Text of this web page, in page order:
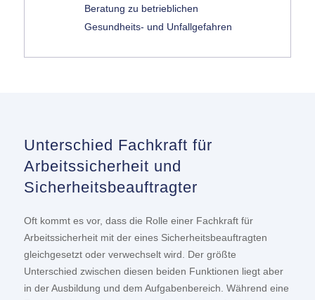
Beratung zu betrieblichen
Gesundheits- und Unfallgefahren
Unterschied Fachkraft für
Arbeitssicherheit und
Sicherheitsbeauftragter
Oft kommt es vor, dass die Rolle einer Fachkraft für
Arbeitssicherheit mit der eines Sicherheitsbeauftragten
gleichgesetzt oder verwechselt wird. Der größte
Unterschied zwischen diesen beiden Funktionen liegt aber
in der Ausbildung und dem Aufgabenbereich. Während eine